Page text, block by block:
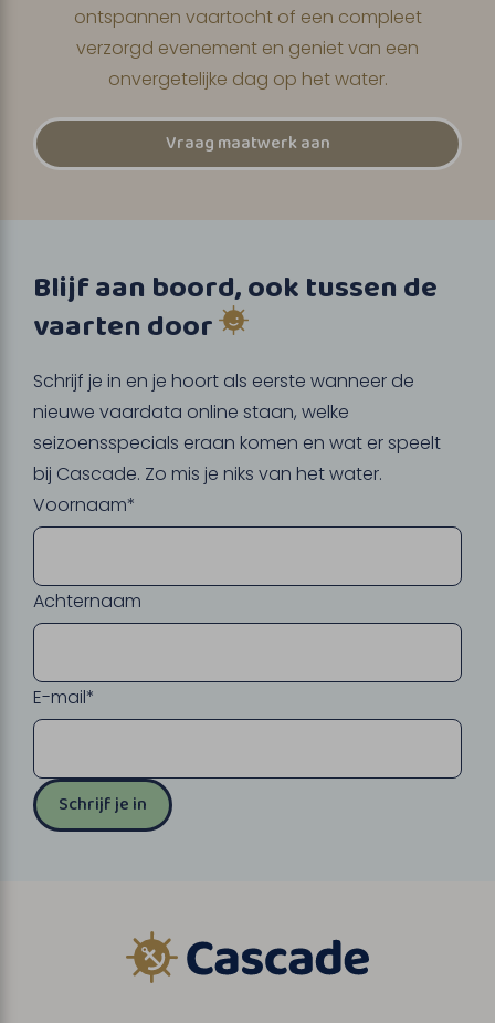
ontspannen vaartocht of een compleet
verzorgd evenement en geniet van een
onvergetelijke dag op het water.
Vraag maatwerk aan
Blijf aan boord, ook tussen de
vaarten door
Schrijf je in en je hoort als eerste wanneer de
nieuwe vaardata online staan, welke
seizoensspecials eraan komen en wat er speelt
bij Cascade. Zo mis je niks van het water.
Voornaam*
Achternaam
E-mail*
Schrijf je in